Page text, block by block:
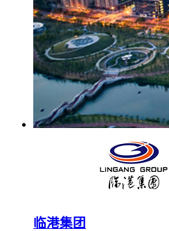
临港集团